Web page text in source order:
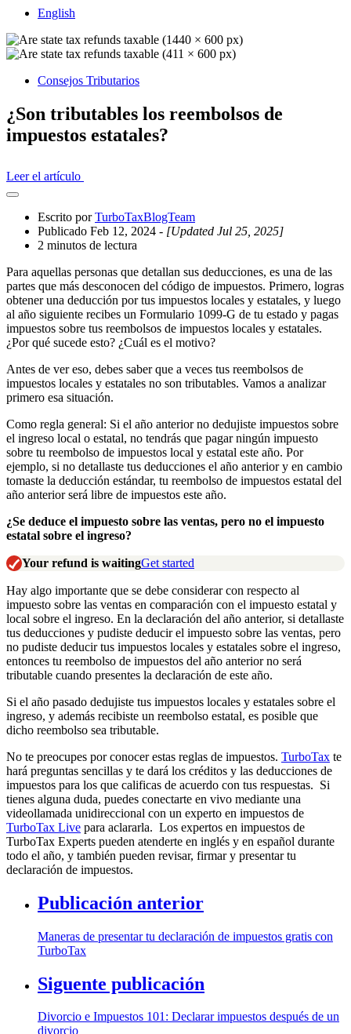
English
Consejos Tributarios
¿Son tributables los reembolsos de
impuestos estatales?
Leer el artículo
Abrir
cajón
compartido
Escrito porTurboTaxBlogTeam
Publicado Feb 12, 2024 - [Updated Jul 25, 2025]
2 minutos de lectura
Para aquellas personas que detallan sus deducciones, es una de las
partes que más desconocen del código de impuestos. Primero, logras
obtener una deducción por tus impuestos locales y estatales, y luego
al año siguiente recibes un Formulario 1099-G de tu estado y pagas
impuestos sobre tus reembolsos de impuestos locales y estatales.
¿Por qué sucede esto? ¿Cuál es el motivo?
Antes de ver eso, debes saber que a veces tus reembolsos de
impuestos locales y estatales no son tributables. Vamos a analizar
primero esa situación.
Como regla general: Si el año anterior no dedujiste impuestos sobre
el ingreso local o estatal, no tendrás que pagar ningún impuesto
sobre tu reembolso de impuestos local y estatal este año. Por
ejemplo, si no detallaste tus deducciones el año anterior y en cambio
tomaste la deducción estándar, tu reembolso de impuestos estatal del
año anterior será libre de impuestos este año.
¿Se deduce el impuesto sobre las ventas, pero no el impuesto
estatal sobre el ingreso?
Your refund is waitingGet started
Hay algo importante que se debe considerar con respecto al
impuesto sobre las ventas en comparación con el impuesto estatal y
local sobre el ingreso. En la declaración del año anterior, si detallaste
tus deducciones y pudiste deducir el impuesto sobre las ventas, pero
no pudiste deducir tus impuestos locales y estatales sobre el ingreso,
entonces tu reembolso de impuestos del año anterior no será
tributable cuando presentes la declaración de este año.
Si el año pasado dedujiste tus impuestos locales y estatales sobre el
ingreso, y además recibiste un reembolso estatal, es posible que
dicho reembolso sea tributable.
No te preocupes por conocer estas reglas de impuestos. TurboTax te
hará preguntas sencillas y te dará los créditos y las deducciones de
impuestos para los que calificas de acuerdo con tus respuestas. Si
tienes alguna duda, puedes conectarte en vivo mediante una
videollamada unidireccional con un experto en impuestos de
TurboTax Live para aclararla. Los expertos en impuestos de
TurboTax Experts pueden atenderte en inglés y en español durante
todo el año, y también pueden revisar, firmar y presentar tu
declaración de impuestos.
Publicación anterior
Maneras de presentar tu declaración de impuestos gratis con
TurboTax
Siguente publicación
Divorcio e Impuestos 101: Declarar impuestos después de un
divorcio